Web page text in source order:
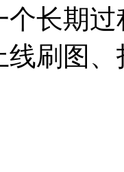
个长期
线刷图